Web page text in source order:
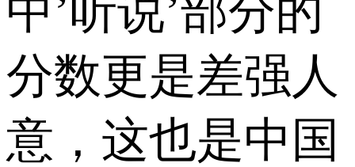
中’听说’部分的
分数更是差强人
意，这也是中国